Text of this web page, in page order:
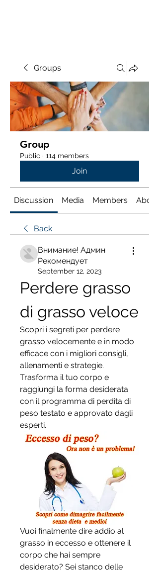
Groups
Group
Public · 114 members
Join
Discussion Media Members About
Back
Внимание! Админ
Рекомендует
September 12, 2023
Perdere grasso
di grasso veloce
Scopri i segreti per perdere
grasso velocemente e in modo
efficace con i migliori consigli,
allenamenti e strategie.
Trasforma il tuo corpo e
raggiungi la forma desiderata
con il programma di perdita di
peso testato e approvato dagli
esperti.
Vuoi finalmente dire addio al
grasso in eccesso e ottenere il
corpo che hai sempre
desiderato? Sei stanco delle